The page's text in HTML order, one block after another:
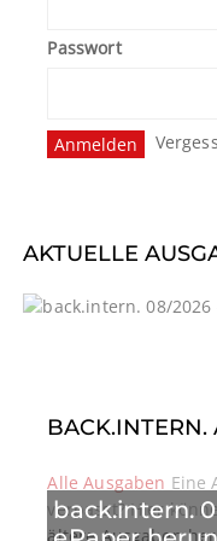
n
i
g
n
Passwort
AKTUELLE
back.intern.
BACK.INTERN.
Alle Ausgaben Eine
verpasst? Hier
ältere Ausgaben